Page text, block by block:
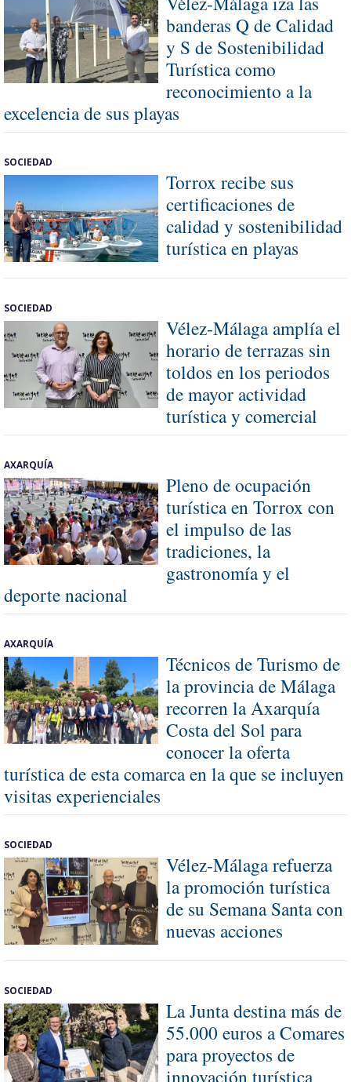
banderas Q de Calidad
y S de Sostenibilidad
Turística como
reconocimiento a la
excelencia de sus playas
SOCIEDAD
Torrox recibe sus
certificaciones de
calidad y sostenibilidad
turística en playas
SOCIEDAD
Vélez-Málaga amplía el
horario de terrazas sin
toldos en los periodos
de mayor actividad
turística y comercial
AXARQUÍA
Pleno de ocupación
turística en Torrox con
el impulso de las
tradiciones, la
gastronomía y el
deporte nacional
AXARQUÍA
Técnicos de Turismo de
la provincia de Málaga
recorren la Axarquía
Costa del Sol para
conocer la oferta
turística de esta comarca en la que se incluyen
visitas experienciales
SOCIEDAD
Vélez-Málaga refuerza
la promoción turística
de su Semana Santa con
nuevas acciones
SOCIEDAD
La Junta destina más de
55.000 euros a Comares
para proyectos de
innovación turística